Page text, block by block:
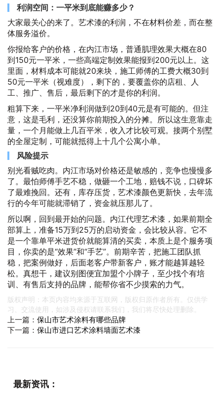
利润空间：一平米到底能赚多少？
大家最关心的来了。艺术漆的利润，不在材料价差，而在整
体服务溢价。
你报给客户的价格，在内江市场，普通肌理效果大概在80
到150元一平米，一些高端定制效果能报到200元以上。这
里面，材料成本可能就20来块，施工师傅的工费大概30到
50元一平米（视难度），剩下的，要覆盖你的店租、人
工、推广、售后，最后剩下的才是你的利润。
粗算下来，一平米净利润做到20到40元是有可能的。但注
意，这是毛利，还没算你前期投入的分摊。所以这生意靠走
量，一个月能做上几百平米，收入才比较可观。接两个别墅
的全屋定制，可能就抵得上十几个公寓小单。
风险提示
别光看贼吃肉。内江市场对价格还是敏感的，竞争也慢慢多
了。最怕师傅手艺不稳，做砸一个工地，赔钱不说，口碑坏
了最难挽回。还有，库存压货，艺术漆颜色更新快，去年流
行的今年可能就滞销了，资金就压那儿了。
所以啊，回到最开始的问题。内江代理艺术漆，如果前期全
部算上，准备15万到25万的启动资金，会比较从容。它不
是一个靠单平米进货价就能算清的买卖，本质上是个服务项
目，你卖的是“效果”和“手艺”。前期辛苦，把施工团队抓
稳，把案例做好，后面老客户带新客户，账才能越算越轻
松。真想干，建议别图便宜加盟个小牌子，至少找个有培
训、有售后支持的品牌，能帮你省不少摸索的力气。
版权声明：本页内容均来源于互联网，版权归原作者所有。仅供学
习、交流使用，如涉及侵权请联系我们，我们将尽快处理删除。
上一篇： 保山市艺术涂料有哪些品牌
下一篇： 保山市进口艺术涂料墙面艺术漆
最新资讯：